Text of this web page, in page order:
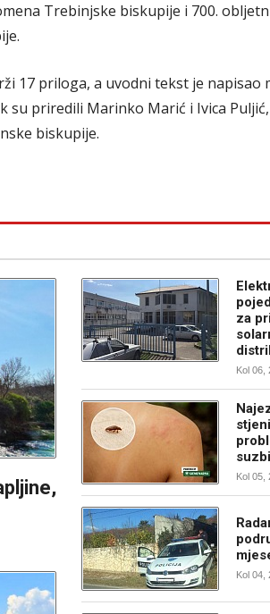
Trebinjske biskupije i 700.
17 priloga, a uvodni tekst je napisao
su priredili Marinko Marić i Ivica
biskupije.
za
Kol 06,
Kol 05,
Kol 04,